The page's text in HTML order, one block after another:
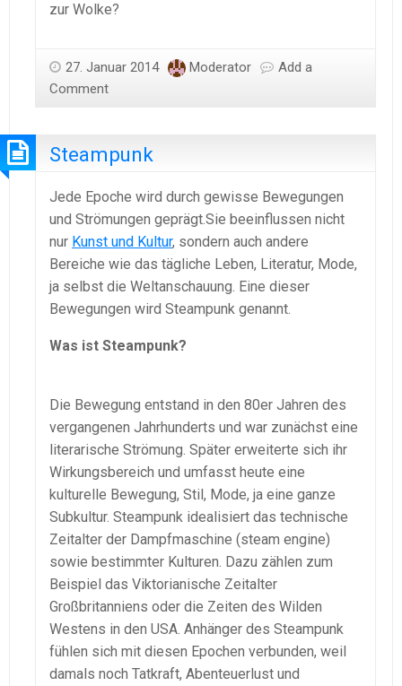
zur Wolke?
27. Januar 2014 Moderator
Add a
Comment
Steampunk
Jede Epoche wird durch gewisse Bewegungen
und Strömungen geprägt.Sie beeinflussen nicht
nur Kunst und Kultur, sondern auch andere
Bereiche wie das tägliche Leben, Literatur, Mode,
ja selbst die Weltanschauung. Eine dieser
Bewegungen wird Steampunk genannt.
Was ist Steampunk?
Die Bewegung entstand in den 80er Jahren des
vergangenen Jahrhunderts und war zunächst eine
literarische Strömung. Später erweiterte sich ihr
Wirkungsbereich und umfasst heute eine
kulturelle Bewegung, Stil, Mode, ja eine ganze
Subkultur. Steampunk idealisiert das technische
Zeitalter der Dampfmaschine (steam engine)
sowie bestimmter Kulturen. Dazu zählen zum
Beispiel das Viktorianische Zeitalter
Großbritanniens oder die Zeiten des Wilden
Westens in den USA. Anhänger des Steampunk
fühlen sich mit diesen Epochen verbunden, weil
damals noch Tatkraft, Abenteuerlust und